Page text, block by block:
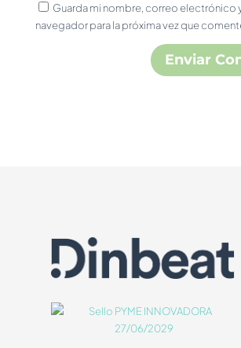
Guarda mi nombre, correo electrónico
navegador para la próxima vez que